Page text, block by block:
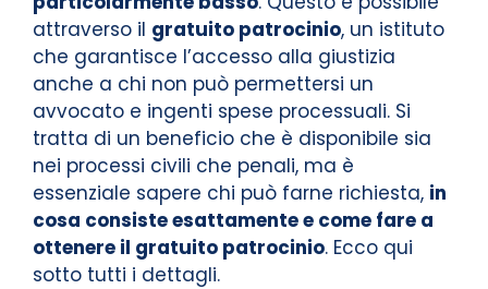
attraverso il gratuito patrocinio, un istituto
che garantisce l’accesso alla giustizia
anche a chi non può permettersi un
avvocato e ingenti spese processuali. Si
tratta di un beneficio che è disponibile sia
nei processi civili che penali, ma è
essenziale sapere chi può farne richiesta, in
cosa consiste esattamente e come fare a
ottenere il gratuito patrocinio. Ecco qui
sotto tutti i dettagli.